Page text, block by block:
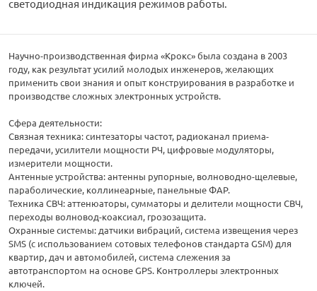
светодиодная индикация режимов работы.
Научно-производственная фирма «Крокс» была создана в 2003
году, как результат усилий молодых инженеров, желающих
применить свои знания и опыт конструирования в разработке и
производстве сложных электронных устройств.
Сфера деятельности:
Связная техника: синтезаторы частот, радиоканал приема-
передачи, усилители мощности РЧ, цифровые модуляторы,
измерители мощности.
Антенные устройства: антенны рупорные, волноводно-щелевые,
параболические, коллинеарные, панельные ФАР.
Техника СВЧ: аттенюаторы, сумматоры и делители мощности СВЧ,
переходы волновод-коаксиал, грозозащита.
Охранные системы: датчики вибраций, система извещения через
SMS (с использованием сотовых телефонов стандарта GSM) для
квартир, дач и автомобилей, система слежения за
автотранспортом на основе GPS. Контроллеры электронных
ключей.